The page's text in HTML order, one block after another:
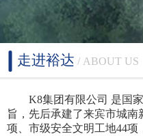
走进裕达 / ABOUT US
K8集团有限公司 是国
旨，先后承建了来宾市城
项、市级安全文明工地44项